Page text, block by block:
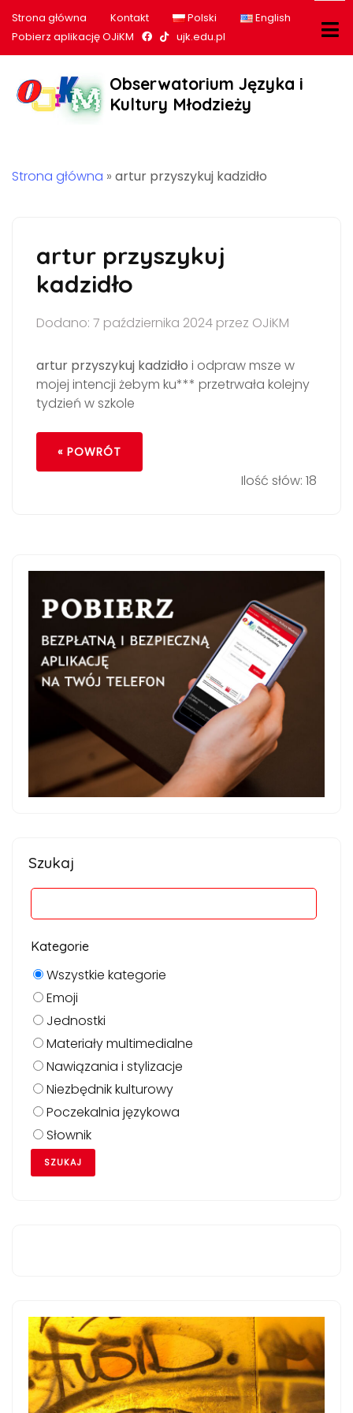
Strona główna Kontakt Polski
English
Pobierz aplikację OJiKM
Nasz profil na Facebook
Nasz profil na tiktok
ujk.edu.pl
Obserwatorium Języka i
Kultury Młodzieży
Strona główna » artur przyszykuj kadzidło
artur przyszykuj
kadzidło
Dodano: 7 października 2024 przez OJiKM
artur przyszykuj kadzidło i odpraw msze w
mojej intencji żebym ku*** przetrwała kolejny
tydzień w szkole
« POWRÓT
Ilość słów: 18
Szukaj
Kategorie
Wszystkie kategorie
Emoji
Jednostki
Materiały multimedialne
Nawiązania i stylizacje
Niezbędnik kulturowy
Poczekalnia językowa
Słownik